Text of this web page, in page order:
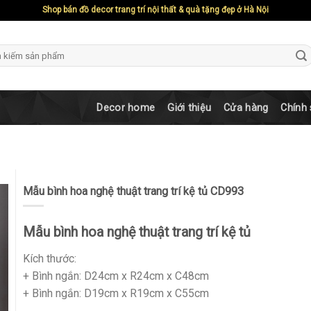
Shop bán đồ decor trang trí nội thất & quà tặng đẹp ở Hà Nội
Decor home Giới thiệu Cửa hàng Chính
Mẫu bình hoa nghệ thuật trang trí kệ tủ CD993
Mẫu bình hoa nghệ thuật trang trí kệ tủ
Kích thước:
+ Bình ngắn: D24cm x R24cm x C48cm
+ Bình ngắn: D19cm x R19cm x C55cm